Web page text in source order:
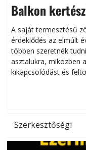
Balkon
A saját termesztésű
érdeklődés az elmúlt
többen szeretnék
asztalukra, miközben
kikapcsolódást és
Szerkesztőségi